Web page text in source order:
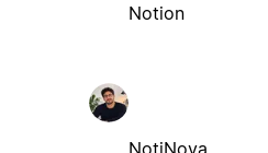
Notion
NotiNova